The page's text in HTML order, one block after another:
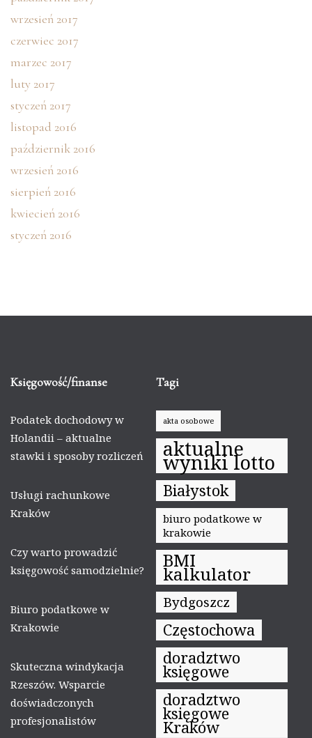
wrzesień 2017
czerwiec 2017
marzec 2017
luty 2017
styczeń 2017
listopad 2016
październik 2016
wrzesień 2016
sierpień 2016
kwiecień 2016
styczeń 2016
Księgowość/finanse
Podatek dochodowy w
Holandii – aktualne
stawki i sposoby rozliczeń
Usługi rachunkowe
Kraków
Czy warto prowadzić
księgowość samodzielnie?
Biuro podatkowe w
Krakowie
Skuteczna windykacja
Rzeszów. Wsparcie
doświadczonych
profesjonalistów
Tagi
akta osobowe
aktualne
wyniki lotto
Białystok
biuro podatkowe w
krakowie
BMI
kalkulator
Bydgoszcz
Częstochowa
doradztwo
księgowe
doradztwo
księgowe
Kraków